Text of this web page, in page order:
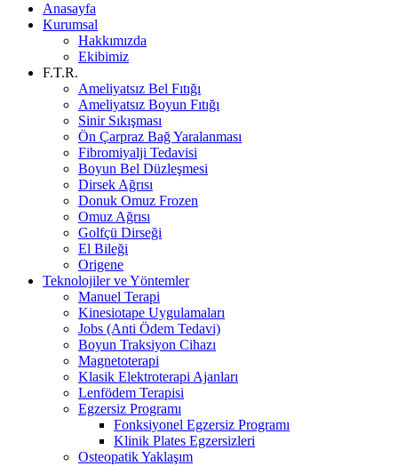
Anasayfa
Kurumsal
Hakkımızda
Ekibimiz
F.T.R.
Ameliyatsız Bel Fıtığı
Ameliyatsız Boyun Fıtığı
Sinir Sıkışması
Ön Çarpraz Bağ Yaralanması
Fibromiyalji Tedavisi
Boyun Bel Düzleşmesi
Dirsek Ağrısı
Donuk Omuz Frozen
Omuz Ağrısı
Golfçü Dirseği
El Bileği
Origene
Teknolojiler ve Yöntemler
Manuel Terapi
Kinesiotape Uygulamaları
Jobs (Anti Ödem Tedavi)
Boyun Traksiyon Cihazı
Magnetoterapi
Klasik Elektroterapi Ajanları
Lenfödem Terapisi
Egzersiz Programı
Fonksiyonel Egzersiz Programı
Klinik Plates Egzersizleri
Osteopatik Yaklaşım